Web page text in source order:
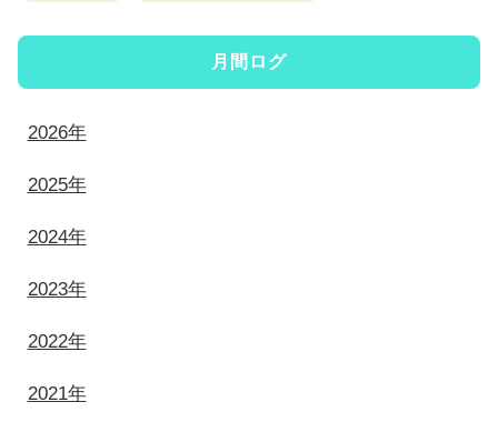
月間ログ
2026年
2025年
2024年
2023年
2022年
2021年